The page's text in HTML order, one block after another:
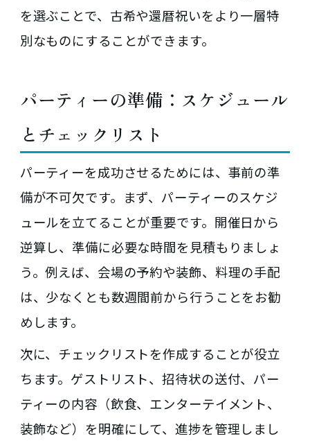
を選ぶことで、古希や還暦祝いをより一層特
別なものにすることができます。
パーティーの準備：スケジュール
とチェックリスト
パーティーを成功させるためには、事前の準
備が不可欠です。まず、パーティーのスケジ
ュールを立てることが重要です。開催日から
逆算し、準備に必要な時間を見積もりましょ
う。例えば、会場の予約や装飾、料理の手配
は、少なくとも数週間前から行うことをお勧
めします。
次に、チェックリストを作成することが役立
ちます。ゲストリスト、招待状の送付、パー
ティーの内容（飲食、エンターテイメント、
装飾など）を明確にして、進捗を管理しまし